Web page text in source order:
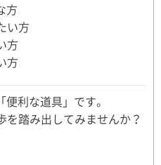
方
い方
方
方
利な道具」です。
を踏み出してみませんか？